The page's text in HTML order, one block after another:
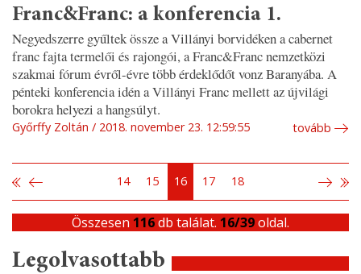
Franc&Franc: a konferencia 1.
Negyedszerre gyűltek össze a Villányi borvidéken a cabernet
franc fajta termelői és rajongói, a Franc&Franc nemzetközi
szakmai fórum évről-évre több érdeklődőt vonz Baranyába. A
pénteki konferencia idén a Villányi Franc mellett az újvilági
borokra helyezi a hangsúlyt.
Győrffy Zoltán 2018. november 23. 12:59:55 tovább
14 15 16 17 18
Összesen 116db találat. 16/39oldal.
Legolvasottabb